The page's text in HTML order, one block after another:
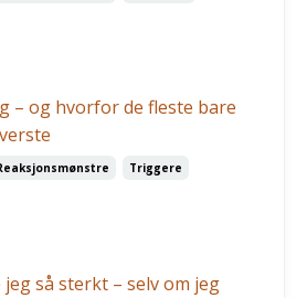
– og hvorfor de fleste bare
Triggere
så sterkt – selv om jeg